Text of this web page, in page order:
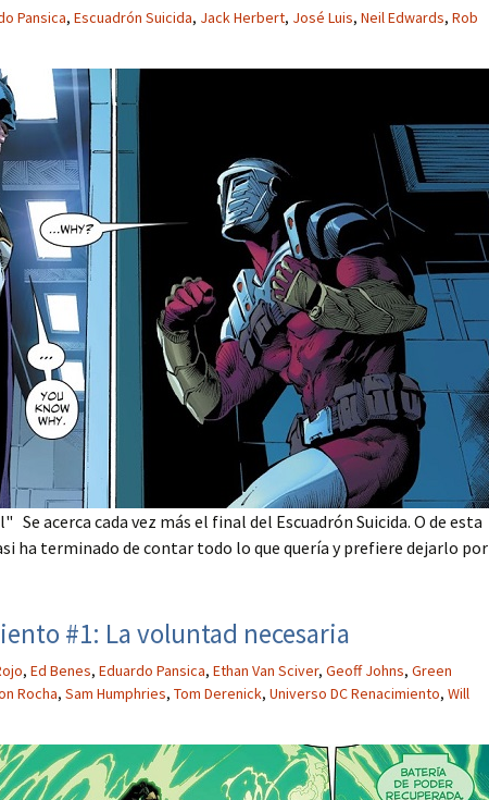
Pansica, Escuadrón Suicida, Jack Herbert, José Luis, Neil Edwards, Rob
acerca cada vez más el final del Escuadrón Suicida. O de esta
ha terminado de contar todo lo que quería y prefiere dejarlo por
#1: La voluntad necesaria
, Ed Benes, Eduardo Pansica, Ethan Van Sciver, Geoff Johns, Green
Rocha, Sam Humphries, Tom Derenick, Universo DC Renacimiento, Will